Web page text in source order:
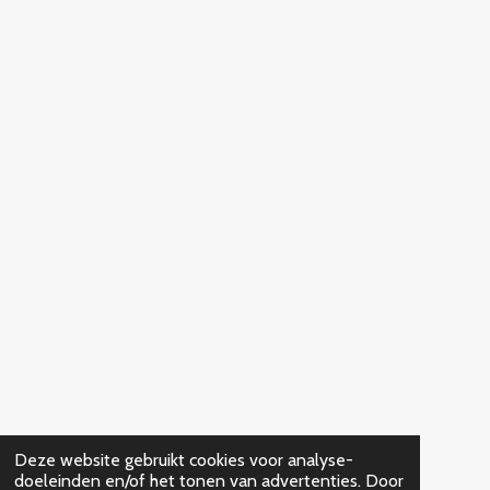
Deze website gebruikt cookies voor analyse-
doeleinden en/of het tonen van advertenties. Door